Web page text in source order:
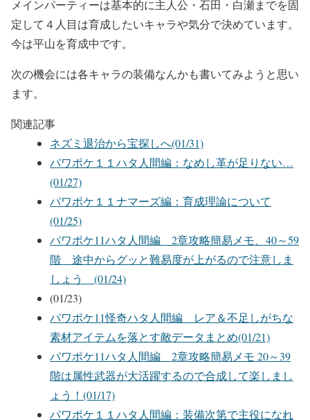
メインパーティーは基本的に主人公・石田・白瀬までを固
定して４人目は育成したいキャラや気分で決めています。
今は平山を育成中です。
次の機会には各キャラの装備なんかも書いてみようと思い
ます。
関連記事
ネズミ退治から宝探しへ(01/31)
パワポケ１１ハタ人間編：なめし革が足りない…
(01/27)
パワポケ１１ナマーズ編：育成理論について
(01/25)
パワポケ11ハタ人間編 2章攻略簡易メモ、40～59
階 途中からグッと難易度が上がるので注意しま
しょう (01/24)
(01/23)
パワポケ11怪奇ハタ人間編 レア＆不足しがちな
素材アイテムを落とす敵データまとめ(01/21)
パワポケ11ハタ人間編 2章攻略簡易メモ 20～39
階は属性武器が大活躍するので合成して楽しまし
ょう！(01/17)
パワポケ１１ハタ人間編：装備次第で主役になれ